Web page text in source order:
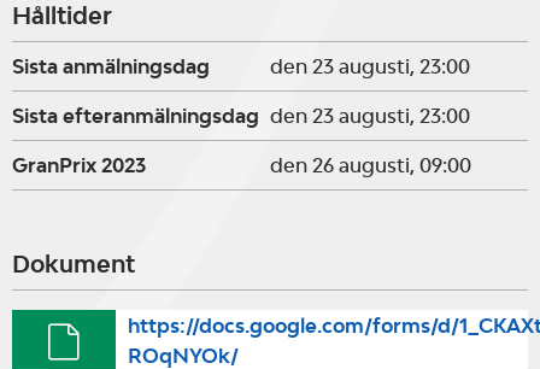
Hålltider
Sista anmälningsdag den 23 augusti, 23:00
Sista efteranmälningsdag den 23 augusti, 23:00
GranPrix 2023 den 26 augusti, 09:00
Dokument
https://docs.google.com/forms/d/
ROqNYOk/